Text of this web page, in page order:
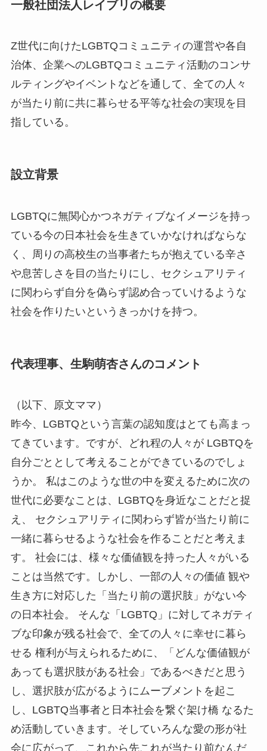
一般社団法人レイブリの概要
Z世代に向けたLGBTQコミュニティの運営や各自
治体、企業へのLGBTQコミュニティ活動のコンサ
ルティングやイベントなどを通して、全ての人々
が当たり前に共に暮らせる平等な社会の実現を目
指している。
設立背景
LGBTQに無関心かつネガティブなイメージを持っ
ている今の日本社会を生きていかなければならな
く、周りの高校生の当事者たちが抱えている辛さ
や息苦しさを目の当たりにし、セクシュアリティ
に関わらず自分を偽らず認め合っていけるような
社会を作りたいというきっかけを持つ。
代表理事、生駒萌杏さんのコメント
（以下、原文ママ）
昨今、LGBTQという言葉の認知度はとても高まっ
てきています。ですが、どれ程の人々が LGBTQを
自分ごととして考えることができているのでしょ
うか。 私はこのような世の中を変えるために次の
世代に必要なことは、LGBTQを身近なことだと捉
え、 セクシュアリティに関わらず皆が当たり前に
一緒に暮らせるような社会を作ることだと考えま
す。 社会には、様々な価値観を持った人々がいる
ことは当然です。しかし、一部の人々の価値 観や
生き方に対応した「当たり前の選択肢」がない今
の日本社会。 そんな「LGBTQ」に対してネガティ
ブな印象が残る社会で、全ての人々に幸せに暮ら
せる 権利が与えられるために、「どんな価値観が
あっても選択肢がある社会」であるべきだと思う
し、選択肢が広がるようにムーブメントを起こ
し、LGBTQ当事者と日本社会を繋ぐ架け橋 なるた
め活動していきます。そしていろんな愛の形が社
会に広がって、これから先これが当たり前なんだ